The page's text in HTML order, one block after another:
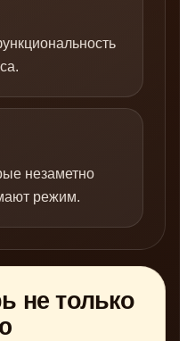
незаметно
режим.
не только